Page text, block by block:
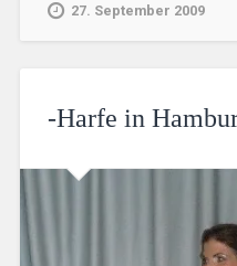
27. September 2009
-Harfe in